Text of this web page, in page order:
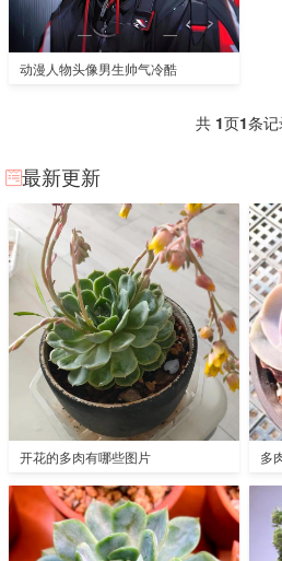
动漫人物头像男生帅气冷酷
共 1页1条
最新更新
开花的多肉有哪些图片 多